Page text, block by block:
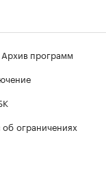
Архив программ
ограничениях